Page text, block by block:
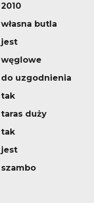
2010
własna butla
jest
węglowe
do uzgodnienia
tak
taras duży
tak
jest
szambo